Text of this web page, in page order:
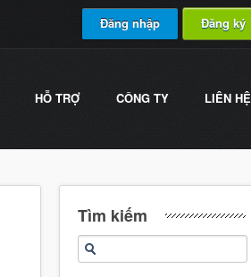
Đăng nhập Đăng ký
HỖ TRỢ CÔNG TY LIÊN HỆ
Tìm kiếm